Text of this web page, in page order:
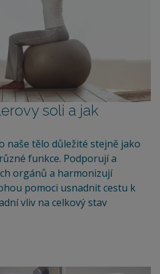
soli a jak
naše tělo důležité stejně jako
funkce. Podporují a
orgánů a harmonizují
pomoci usnadnit cestu k
vliv na celkový stav